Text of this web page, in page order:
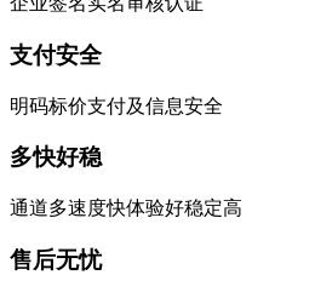
支付安全
明码标价支付及信息安全
多快好稳
通道多速度快体验好稳定高
售后无忧